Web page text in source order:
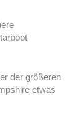
der größeren
etwas